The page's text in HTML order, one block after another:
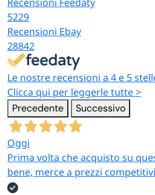
5229
Recensioni Ebay
28842
Le nostre recensioni a 4 e 5
Clicca qui per leggerle tutte >
Precedente Successivo
Oggi
Prima volta che acquisto su
bene, merce a prezzi